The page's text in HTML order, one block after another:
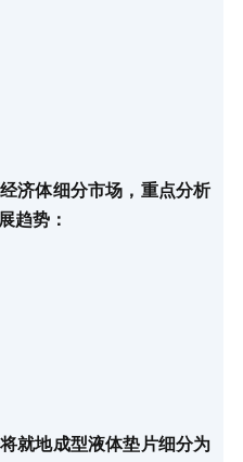
济体细分市场，重点分析
趋势：
就地成型液体垫片细分为